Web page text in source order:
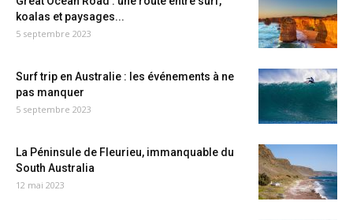
koalas et paysages...
5 septembre 2023
Surf trip en Australie : les événements à ne
pas manquer
5 septembre 2023
La Péninsule de Fleurieu, immanquable du
South Australia
12 mai 2023